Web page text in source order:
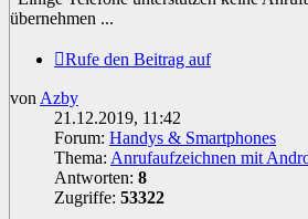
übernehmen ...
Rufe den Beitrag auf
von Azby
21.12.2019, 11:42
Forum: Handys & Smartphones
Thema: Anrufaufzeichnen mit
Antworten: 8
Zugriffe: 53322